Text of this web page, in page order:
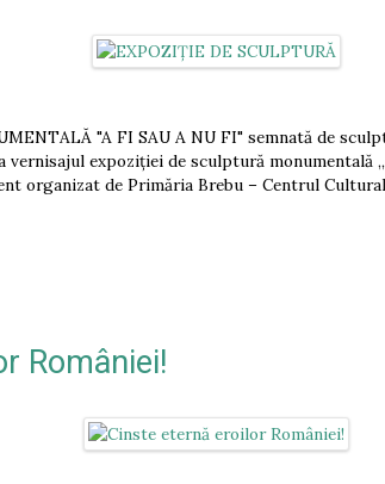
"A FI SAU A NU FI" semnată de
vernisajul expoziției de sculptură monumentală
organizat de Primăria Brebu – Centrul
României!